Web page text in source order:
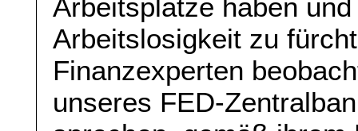
Arbeitsplätze haben
Arbeitslosigkeit zu
Finanzexperten
unseres FED-